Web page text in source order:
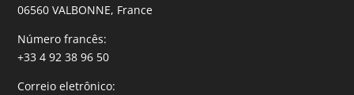
06560 VALBONNE, France
Número francês:
+33 4 92 38 96 50
Correio eletrônico: